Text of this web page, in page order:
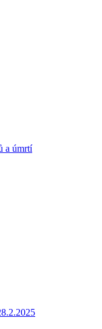
a úmrtí